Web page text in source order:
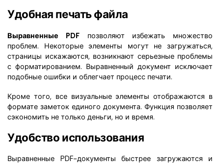
Удобная печать файла
Выравненные PDFпозволяют избежать множество
проблем. Некоторые элементы могут не загружаться,
страницы искажаются, возникнают серьезные проблемы
с форматированием. Выравненный документ исключает
подобные ошибки и облегчает процесс печати.
Кроме того, все визуальные элементы отображаются в
формате заметок единого документа. Функция позволяет
сэкономить не только деньги, но и время.
Удобство использования
Выравненные PDF-документы быстрее загружаются и